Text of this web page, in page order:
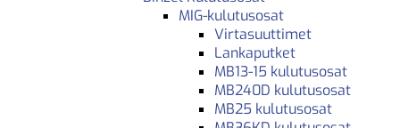
MIG-kulutusosat
Virtasuuttimet
Lankaputket
MB13-15 kulutusosat
MB240D kulutusosat
MB25 kulutusosat